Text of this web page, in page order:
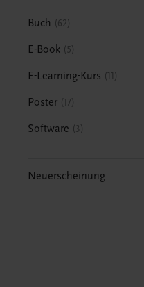
Buch 62
E-Book 5
E-Learning-Kurs 11
Poster 17
Software 3
Neuerscheinung